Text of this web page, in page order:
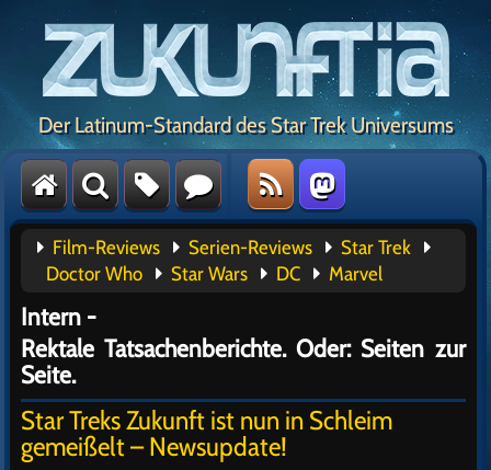
Der Latinum-Standard des Star Trek Universums
Film-Reviews Serien-Reviews
Star Trek
Doctor Who
Star Wars DC Marvel
Intern -
Rektale Tatsachenberichte. Oder: Seiten zur
Seite.
Star Treks Zukunft ist nun in Schleim
gemeißelt – Newsupdate!